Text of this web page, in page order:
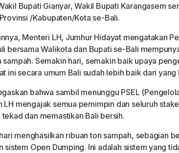
Bupati Gianyar, Wakil Bupati Karangasem
/Kabupaten/Kota se-Bali.
Menteri LH, Jumhur Hidayat mengatakan
bersama Walikota dan Bupati se-Bali
sampah. Semakin hari, semakin baik upaya
ini secara umum Bali sudah lebih baik dari
bahwa sambil menunggu PSEL
LH mengajak semua pemimpin dan seluruh
dan memastikan Bali bersih.
menghasilkan ribuan ton sampah, sebagian
sistem Open Dumping. Ini adalah sistem yang